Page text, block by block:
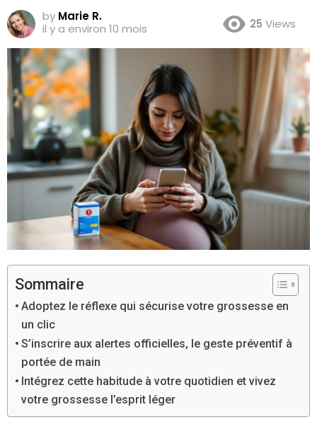
by Marie R.
il y a environ 10 mois
25 Views
Sommaire
Adoptez le réflexe qui sécurise votre grossesse en
un clic
S’inscrire aux alertes officielles, le geste préventif à
portée de main
Intégrez cette habitude à votre quotidien et vivez
votre grossesse l’esprit léger